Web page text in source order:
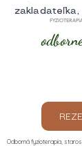
Odborná fyzioterapia,